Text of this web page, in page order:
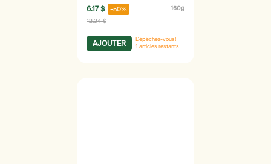
6.17 $ -50% 160g
12.34 $
AJOUTER
Dépêchez-vous!
1 articles restants